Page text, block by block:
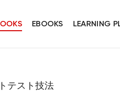
EBOOKS LEARNING
テスト技法